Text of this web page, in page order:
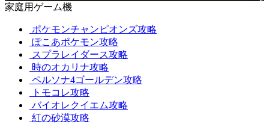
家庭用ゲーム機
ポケモンチャンピオンズ攻略
ぽこあポケモン攻略
スプラレイダース攻略
時のオカリナ攻略
ペルソナ4ゴールデン攻略
トモコレ攻略
バイオレクイエム攻略
紅の砂漠攻略